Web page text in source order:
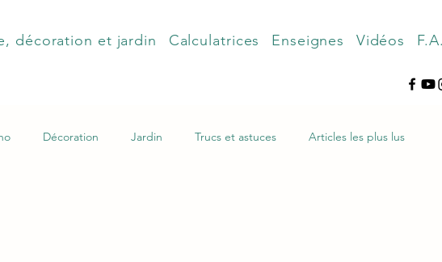
décoration et jardin Calculatrices Enseignes Vidéos
Décoration Jardin Trucs et astuces Articles les plus lus